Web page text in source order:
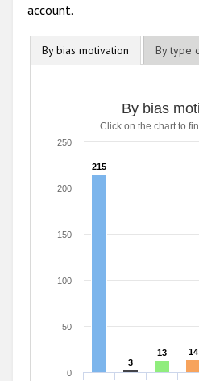
account.
By bias motivation By type
Bar chart with 7 data
Click on the chart to find
The chart has 1 X axis
The chart has 1 Y axis
By bias
Click on the chart to
215
215
3
3
13
13 14
14
0
50
100
150
200
250